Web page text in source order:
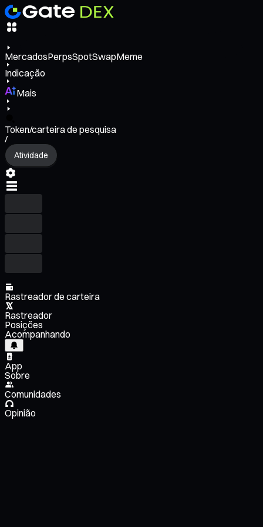
MercadosPerpsSpotSwapMeme
Indicação
Mais
Token/carteira de pesquisa
/
Atividade
Rastreador de carteira
Rastreador
Posições
Acompanhando
App
Sobre
Comunidades
Opinião